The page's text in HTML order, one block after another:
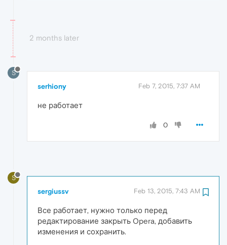
2 months later
S
serhiony Feb 7, 2015, 7:37 AM
не работает
0
S
sergiussv Feb 13, 2015, 7:43 AM
Все работает, нужно только перед
редактирование закрыть Opera, добавить
изменения и сохранить.